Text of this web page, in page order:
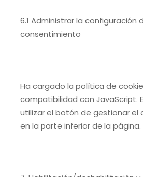
6.1 Administrar la configuración
consentimiento
Ha cargado la política de
compatibilidad con JavaScript.
utilizar el botón de gestionar el
en la parte inferior de la página.